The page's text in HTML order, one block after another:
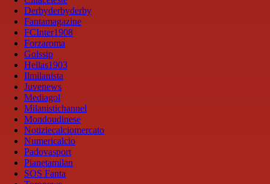
Derbyderbyderby
Fantamagazine
FCInter1908
Forzaroma
Golssip
Hellas1903
Ilmilanista
Juvenews
Mediagol
Milanistichannel
Mondoudinese
Notiziecalciomercato
Numericalcio
Padovasport
Pianetamilan
SOS Fanta